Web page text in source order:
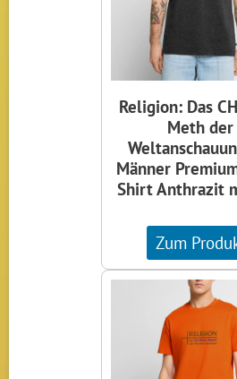
Religion: Das
Meth der
Männer
Shirt Anthrazit
Zum